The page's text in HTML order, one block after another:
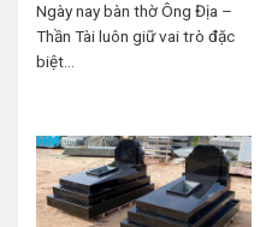
Ngày nay bàn thờ Ông Địa –
Thần Tài luôn giữ vai trò đặc
biệt...